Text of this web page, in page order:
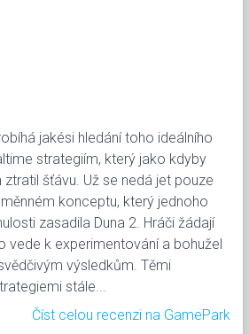
jakési hledání toho ideálního
strategiím, který jako kdyby
šťávu. Už se nedá jet pouze
konceptu, který jednoho
zasadila Duna 2. Hráči žádají
vede k experimentování a bohužel
výsledkům. Těmi
stále...
Číst celou recenzi na GamePark